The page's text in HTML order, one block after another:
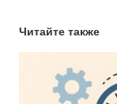
Читайте также